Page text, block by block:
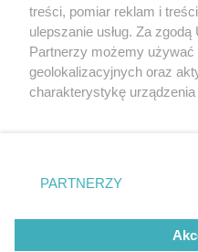
© 2026
treści, pomiar reklam i
ulepszanie usług. Za
Partnerzy możemy używać
geolokalizacyjnych oraz
charakterystykę
zmienić/wycofać klikając
znajdujący się w lewym
rodzaje przetwarzania
użytkownika, ale masz
PARTNERZY